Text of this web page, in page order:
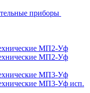
приборы
МП2-Уф
МП2-Уф
МП3-Уф
МП3-Уф исп.